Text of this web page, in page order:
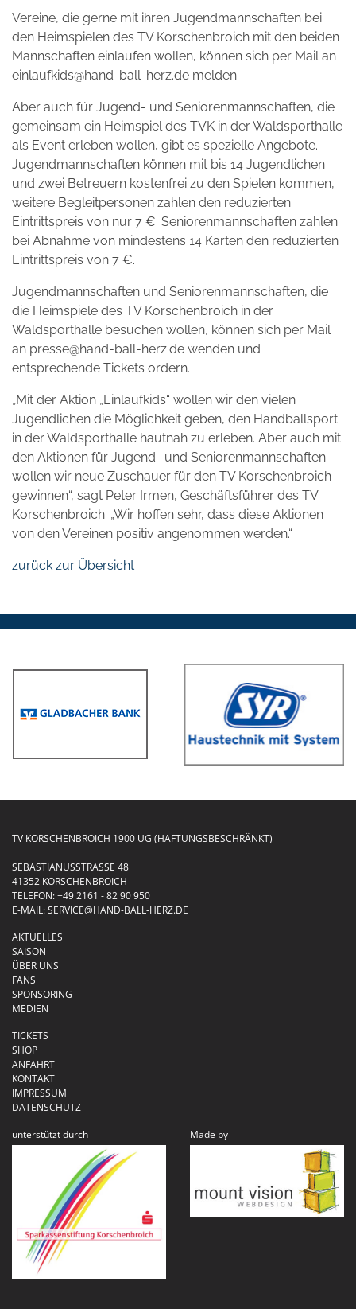
Vereine, die gerne mit ihren Jugendmannschaften bei
den Heimspielen des TV Korschenbroich mit den beiden
Mannschaften einlaufen wollen, können sich per Mail an
einlaufkids@hand-ball-herz.de melden.
Aber auch für Jugend- und Seniorenmannschaften, die
gemeinsam ein Heimspiel des TVK in der Waldsporthalle
als Event erleben wollen, gibt es spezielle Angebote.
Jugendmannschaften können mit bis 14 Jugendlichen
und zwei Betreuern kostenfrei zu den Spielen kommen,
weitere Begleitpersonen zahlen den reduzierten
Eintrittspreis von nur 7 €. Seniorenmannschaften zahlen
bei Abnahme von mindestens 14 Karten den reduzierten
Eintrittspreis von 7 €.
Jugendmannschaften und Seniorenmannschaften, die
die Heimspiele des TV Korschenbroich in der
Waldsporthalle besuchen wollen, können sich per Mail
an presse@hand-ball-herz.de wenden und
entsprechende Tickets ordern.
„Mit der Aktion „Einlaufkids“ wollen wir den vielen
Jugendlichen die Möglichkeit geben, den Handballsport
in der Waldsporthalle hautnah zu erleben. Aber auch mit
den Aktionen für Jugend- und Seniorenmannschaften
wollen wir neue Zuschauer für den TV Korschenbroich
gewinnen“, sagt Peter Irmen, Geschäftsführer des TV
Korschenbroich. „Wir hoffen sehr, dass diese Aktionen
von den Vereinen positiv angenommen werden.“
zurück zur Übersicht
TV KORSCHENBROICH 1900 UG (HAFTUNGSBESCHRÄNKT)
SEBASTIANUSSTRASSE 48
41352 KORSCHENBROICH
TELEFON:+49 2161 - 82 90 950
E-MAIL:SERVICE@HAND-BALL-HERZ.DE
AKTUELLES
SAISON
ÜBER UNS
FANS
SPONSORING
MEDIEN
TICKETS
SHOP
ANFAHRT
KONTAKT
IMPRESSUM
DATENSCHUTZ
unterstützt durch
Made by